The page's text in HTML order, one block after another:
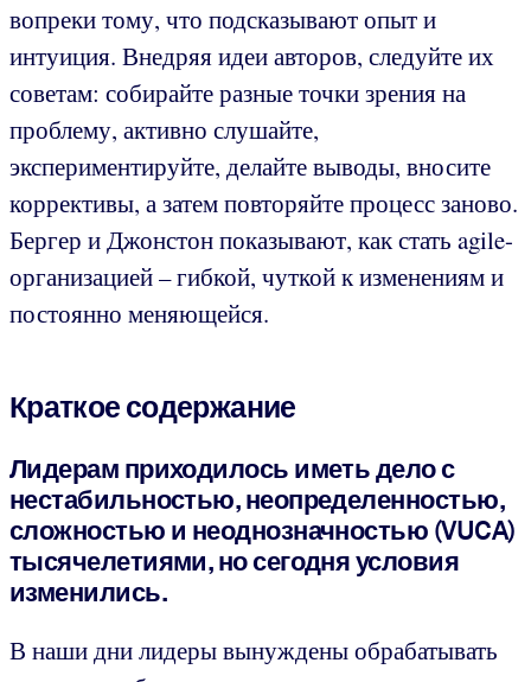
вопреки тому, что подсказывают опыт и
интуиция. Внедряя идеи авторов, следуйте их
советам: собирайте разные точки зрения на
проблему, активно слушайте,
экспериментируйте, делайте выводы, вносите
коррективы, а затем повторяйте процесс заново.
Бергер и Джонстон показывают, как стать agile-
организацией – гибкой, чуткой к изменениям и
постоянно меняющейся.
Краткое содержание
Лидерам приходилось иметь дело с
нестабильностью, неопределенностью,
сложностью и неоднозначностью (VUCA)
тысячелетиями, но сегодня условия
изменились.
В наши дни лидеры вынуждены обрабатывать